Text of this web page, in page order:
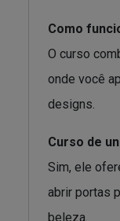
Como
O curso
onde você
designs.
Curso de
Sim, ele
abrir portas
beleza.